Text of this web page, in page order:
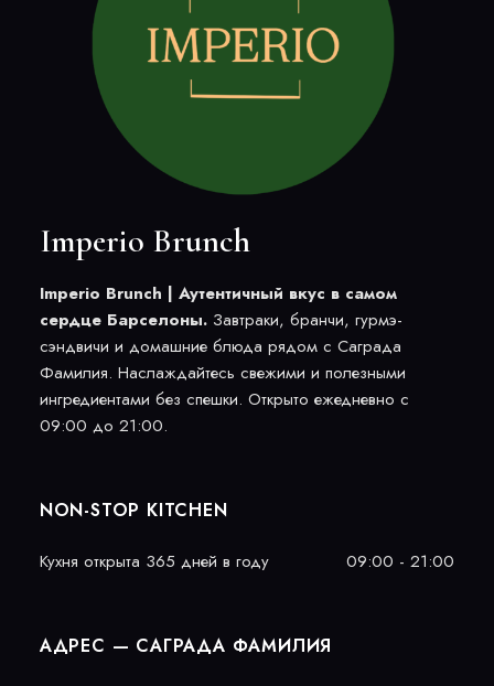
Imperio Brunch
Imperio Brunch | Аутентичный вкус в самом
сердце Барселоны. Завтраки, бранчи, гурмэ-
сэндвичи и домашние блюда рядом с Саграда
Фамилия. Наслаждайтесь свежими и полезными
ингредиентами без спешки. Открыто ежедневно с
09:00 до 21:00.
NON-STOP KITCHEN
Кухня открыта 365 дней в году 09:00 - 21:00
АДРЕС — САГРАДА ФАМИЛИЯ